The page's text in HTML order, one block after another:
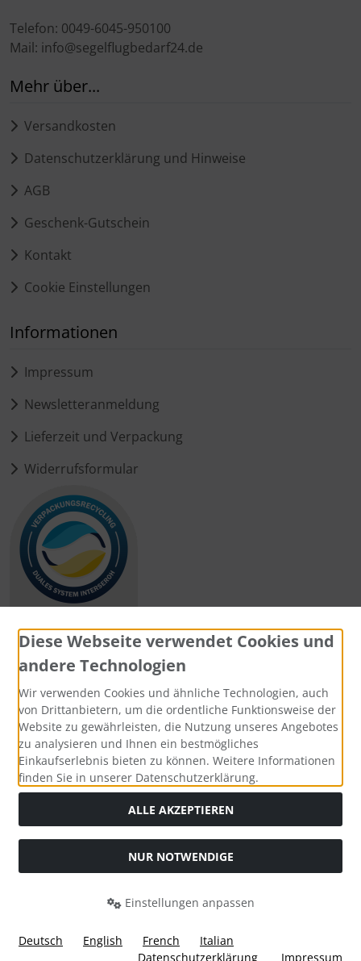
Telefon: 0049-6045-950100
Mail: info@segelflugbedarf24.de
Mehr über...
Versandkosten
Datenschutzerklärung und Hinweise
AGB
Geschenk-Gutschein
Kontakt
Cookie Einstellungen
Informationen
Impressum
Newsletteranmeldung
Lieferzeit und Verpackung
Widerrufsformular
Zahlungsmethoden
Social Media
Widerrufsformular
Diese Webseite verwendet Cookies und
andere Technologien
Wir verwenden Cookies und ähnliche Technologien, auch
von Drittanbietern, um die ordentliche Funktionsweise der
Website zu gewährleisten, die Nutzung unseres Angebotes
zu analysieren und Ihnen ein bestmögliches
Einkaufserlebnis bieten zu können. Weitere Informationen
finden Sie in unserer Datenschutzerklärung.
ALLE AKZEPTIEREN
NUR NOTWENDIGE
Einstellungen anpassen
Deutsch English French
Italian
Datenschutzerklärung
Impressum